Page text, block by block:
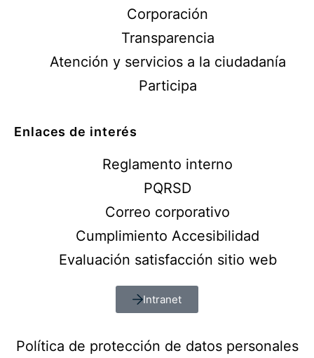
Corporación
Transparencia
Atención y servicios a la ciudadanía
Participa
Enlaces de interés
Reglamento interno
PQRSD
Correo corporativo
Cumplimiento Accesibilidad
Evaluación satisfacción sitio web
Intranet
Política de protección de datos personales